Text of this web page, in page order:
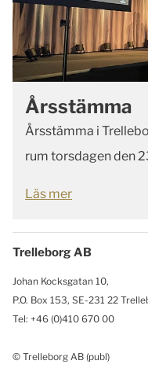
Årsstämma
Årsstämma i
rum torsdagen den
Läs mer
Trelleborg AB
Johan Kocksgatan 10,
P.O. Box 153, SE-231 22
Tel: +46 (0)410 670 00
© Trelleborg AB (publ)